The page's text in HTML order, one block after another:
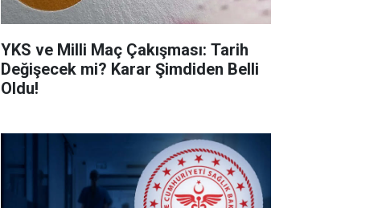
YKS ve Milli Maç Çakışması: Tarih
Değişecek mi? Karar Şimdiden Belli
Oldu!